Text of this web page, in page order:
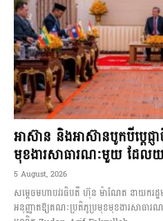
អាស៊ាន និងអាស៊ានបូកបីប្តេជ្ញា
មុខងារសាធារណៈមួយ ដែលយ
5 August, 2026
សម្តេចមហាបវរធិបតី ហ៊ុន ម៉ាណែត នាយករដ្ឋម
អនុញ្ញាតឱ្យគណៈប្រតិភូប្រមុខមុខងារសាធា